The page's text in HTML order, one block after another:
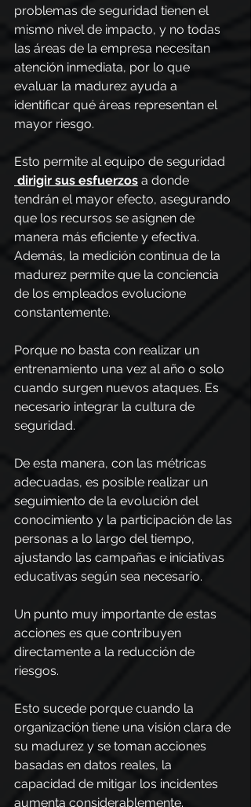
problemas de seguridad tienen el
mismo nivel de impacto, y no todas
las áreas de la empresa necesitan
atención inmediata, por lo que
evaluar la madurez ayuda a
identificar qué áreas representan el
mayor riesgo.
Esto permite al equipo de seguridad
dirigir sus esfuerzos a donde
tendrán el mayor efecto, asegurando
que los recursos se asignen de
manera más eficiente y efectiva.
Además, la medición continua de la
madurez permite que la conciencia
de los empleados evolucione
constantemente.
Porque no basta con realizar un
entrenamiento una vez al año o solo
cuando surgen nuevos ataques. Es
necesario integrar la cultura de
seguridad.
De esta manera, con las métricas
adecuadas, es posible realizar un
seguimiento de la evolución del
conocimiento y la participación de las
personas a lo largo del tiempo,
ajustando las campañas e iniciativas
educativas según sea necesario.
Un punto muy importante de estas
acciones es que contribuyen
directamente a la reducción de
riesgos.
Esto sucede porque cuando la
organización tiene una visión clara de
su madurez y se toman acciones
basadas en datos reales, la
capacidad de mitigar los incidentes
aumenta considerablemente.